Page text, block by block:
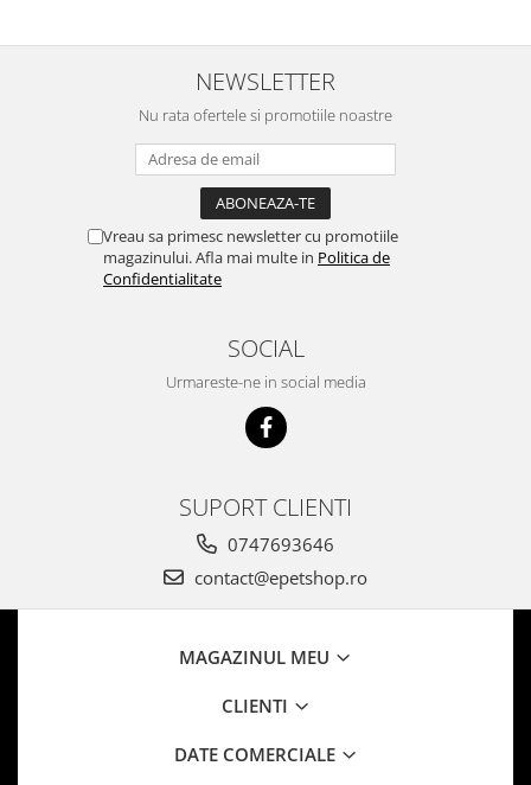
nu o mananca cu placere. Eu
sunt multumit si voi continua cuNEWSLETTER
Nu rata ofertele si promotiile noastre
Vreau sa primesc newsletter cu promotiile
magazinului. Afla mai multe in Politica de
Confidentialitate
SOCIAL
Urmareste-ne in social media
SUPORT CLIENTI
0747693646
contact@epetshop.ro
MAGAZINUL MEU
CLIENTI
DATE COMERCIALE